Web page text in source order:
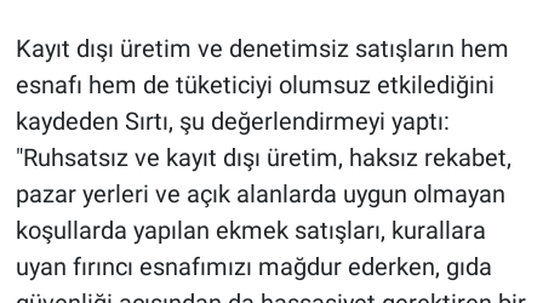
Kayıt dışı üretim ve denetimsiz satışların hem
esnafı hem de tüketiciyi olumsuz etkilediğini
kaydeden Sırtı, şu değerlendirmeyi yaptı:
"Ruhsatsız ve kayıt dışı üretim, haksız rekabet,
pazar yerleri ve açık alanlarda uygun olmayan
koşullarda yapılan ekmek satışları, kurallara
uyan fırıncı esnafımızı mağdur ederken, gıda